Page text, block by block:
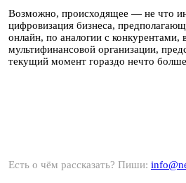
Возможно, происходящее — не что
цифровизация бизнеса,
онлайн, по аналогии с конкурентами,
мультифинансовой организации,
текущий момент гораздо нечто
Есть о чём рассказать? Пиши: